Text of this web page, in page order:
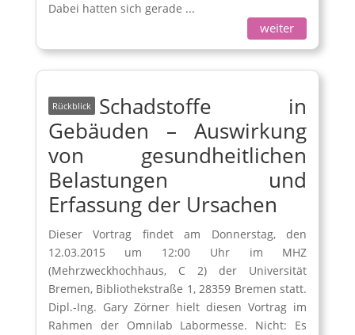
Dabei hatten sich gerade ...
weiter
Schadstoffe in
Gebäuden – Auswirkung
von gesundheitlichen
Belastungen und
Erfassung der Ursachen
Dieser Vortrag findet am Donnerstag, den
12.03.2015 um 12:00 Uhr im MHZ
(Mehrzweckhochhaus, C 2) der Universität
Bremen, Bibliothekstraße 1, 28359 Bremen statt.
Dipl.-Ing. Gary Zörner hielt diesen Vortrag im
Rahmen der Omnilab Labormesse. Nicht: Es